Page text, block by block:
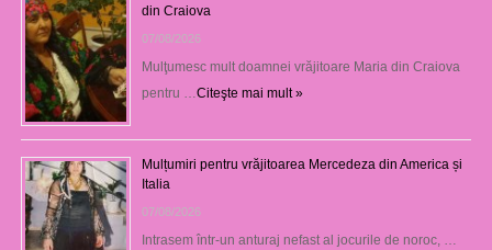
din Craiova
07/08/2026
Mulţumesc mult doamnei vrăjitoare Maria din Craiova
pentru … Citeşte mai mult »
Mulțumiri pentru vrăjitoarea Mercedeza din America și
Italia
07/08/2026
Intrasem într-un anturaj nefast al jocurile de noroc, …